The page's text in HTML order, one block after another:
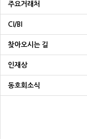
주요거래처
CI/BI
찾아오시는 길
인재상
동호회소식